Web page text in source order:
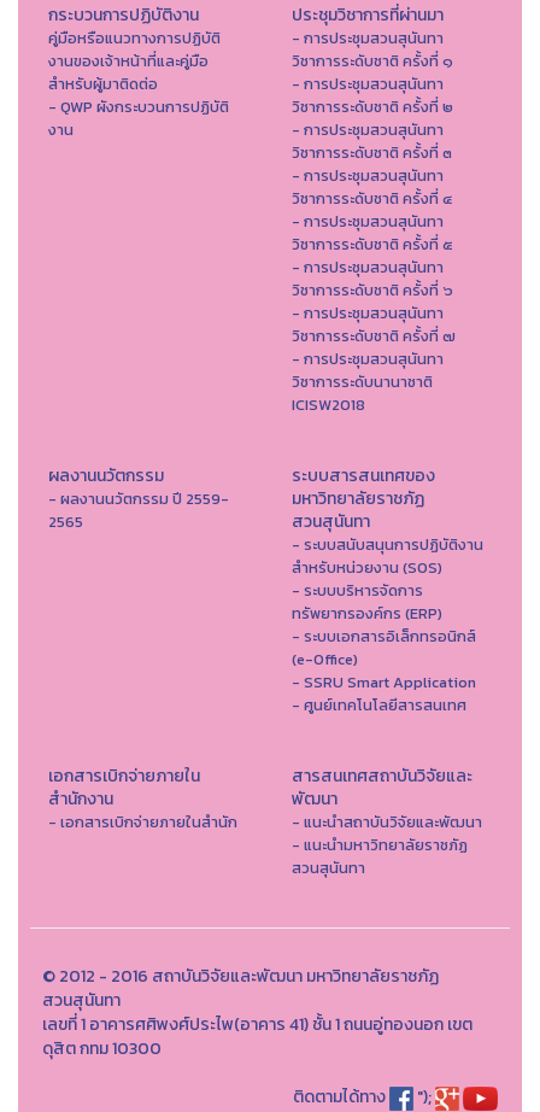
กระบวนการปฏิบัติงาน
คู่มือหรือแนวทางการปฏิบัติ
งานของเจ้าหน้าที่และคู่มือ
สำหรับผู้มาติดต่อ
- QWP ผังกระบวนการปฏิบัติ
งาน
ประชุมวิชาการที่ผ่านมา
- การประชุมสวนสุนันทา
วิชาการระดับชาติ ครั้งที่ ๑
- การประชุมสวนสุนันทา
วิชาการระดับชาติ ครั้งที่ ๒
- การประชุมสวนสุนันทา
วิชาการระดับชาติ ครั้งที่ ๓
- การประชุมสวนสุนันทา
วิชาการระดับชาติ ครั้งที่ ๔
- การประชุมสวนสุนันทา
วิชาการระดับชาติ ครั้งที่ ๕
- การประชุมสวนสุนันทา
วิชาการระดับชาติ ครั้งที่ ๖
- การประชุมสวนสุนันทา
วิชาการระดับชาติ ครั้งที่ ๗
- การประชุมสวนสุนันทา
วิชาการระดับนานาชาติ
ICISW2018
ผลงานนวัตกรรม
- ผลงานนวัตกรรม ปี 2559-
2565
ระบบสารสนเทศของ
มหาวิทยาลัยราชภัฏ
สวนสุนันทา
- ระบบสนับสนุนการปฏิบัติงาน
สำหรับหน่วยงาน (SOS)
- ระบบบริหารจัดการ
ทรัพยากรองค์กร (ERP)
- ระบบเอกสารอิเล็กทรอนิกส์
(e-Office)
- SSRU Smart Application
- ศูนย์เทคโนโลยีสารสนเทศ
เอกสารเบิกจ่ายภายใน
สำนักงาน
- เอกสารเบิกจ่ายภายในสำนัก
สารสนเทศสถาบันวิจัยและ
พัฒนา
- แนะนำสถาบันวิจัยและพัฒนา
- แนะนำมหาวิทยาลัยราชภัฏ
สวนสุนันทา
© 2012 - 2016 สถาบันวิจัยและพัฒนา มหาวิทยาลัยราชภัฏ
สวนสุนันทา
เลขที่ 1 อาคารศศิพงศ์ประไพ(อาคาร 41) ชั้น 1 ถนนอู่ทองนอก เขต
ดุสิต กทม 10300
ติดตามได้ทาง
");